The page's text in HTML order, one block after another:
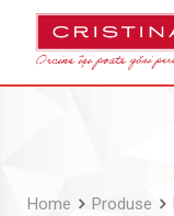
Home Produse